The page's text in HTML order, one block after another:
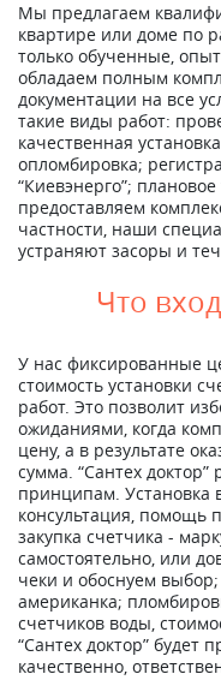
Мы предлагаем
квартире или доме по
только обученные,
обладаем полным
документации на все
такие виды работ:
качественная
опломбировка;
“Киевэнерго”;
предоставляем
частности, наши
устраняют засоры и
Что
У нас фиксированные
стоимость установки
работ. Это позволит
ожиданиями, когда
цену, а в результате
сумма. “Сантех
принципам. Установка
консультация, помощь
закупка счетчика -
самостоятельно, или
чеки и обоснуем
американка;
счетчиков воды,
“Сантех доктор” будет
качественно,